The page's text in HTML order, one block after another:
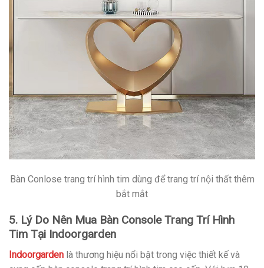
Bàn Conlose trang trí hình tim dùng để trang trí nội thất thêm
bắt mắt
5. Lý Do Nên Mua Bàn Console Trang Trí Hình
Tim Tại Indoorgarden
Indoorgarden là thương hiệu nổi bật trong việc thiết kế và